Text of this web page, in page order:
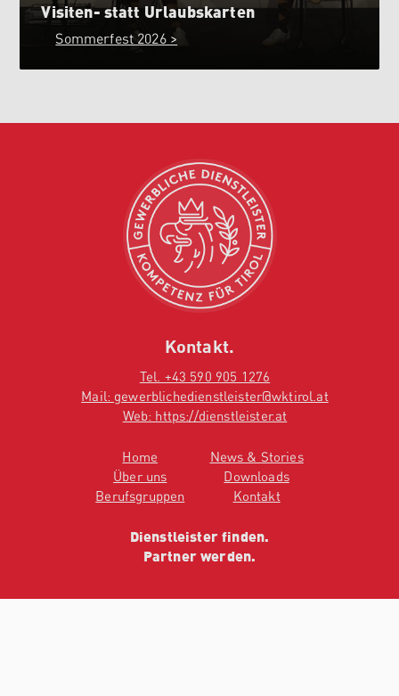
Visiten- statt Urlaubskarten
Sommerfest 2026 >
Kontakt.
Tel. +43 590 905 1276
Mail: gewerblichedienstleister@wktirol.at
Web: https://dienstleister.at
Home
Über uns
Berufsgruppen
News & Stories
Downloads
Kontakt
Dienstleister finden.
Partner werden.